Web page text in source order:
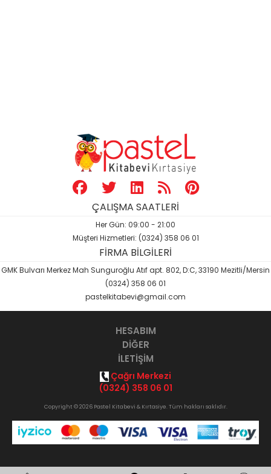
ÇALIŞMA SAATLERİ
Her Gün: 09:00 - 21:00
Müşteri Hizmetleri: (0324) 358 06 01
FİRMA BİLGİLERİ
GMK Bulvarı Merkez Mah Sunguroğlu Atıf apt. 802, D:C, 33190 Mezitli/Mersin
(0324) 358 06 01
pastelkitabevi@gmail.com
HESABIM
DİĞER
İLETİŞİM
Çağrı Merkezi
(0324) 358 06 01
Copyright © 2026 Pastel Kitabevi & Kırtasiye. Tüm hakları saklıdır.
B2B Yazılımı ile hazırlanmıştır.